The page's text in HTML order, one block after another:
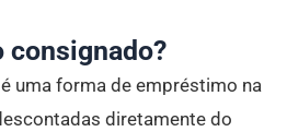
consignado?
uma forma de empréstimo na
diretamente do